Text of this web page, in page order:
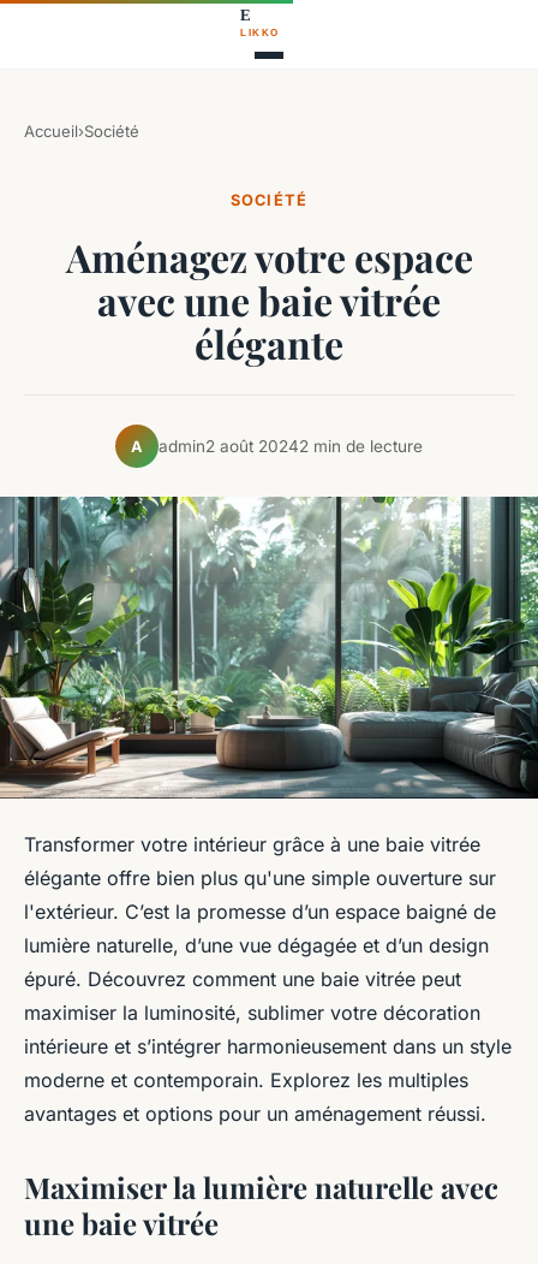
Accueil›Société
SOCIÉTÉ
Aménagez votre espace
avec une baie vitrée
élégante
A admin2 août 20242 min de lecture
Transformer votre intérieur grâce à une baie vitrée
élégante offre bien plus qu'une simple ouverture sur
l'extérieur. C’est la promesse d’un espace baigné de
lumière naturelle, d’une vue dégagée et d’un design
épuré. Découvrez comment une baie vitrée peut
maximiser la luminosité, sublimer votre décoration
intérieure et s’intégrer harmonieusement dans un style
moderne et contemporain. Explorez les multiples
avantages et options pour un aménagement réussi.
Maximiser la lumière naturelle avec
une baie vitrée